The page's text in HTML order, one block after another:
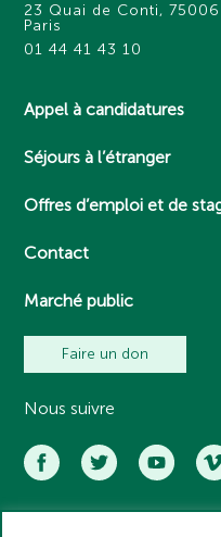
23 Quai de Conti, 75006
Paris
01 44 41 43 10
Appel à candidatures
Séjours à l’étranger
Offres d’emploi et de
Contact
Marché public
Faire un don
Nous suivre